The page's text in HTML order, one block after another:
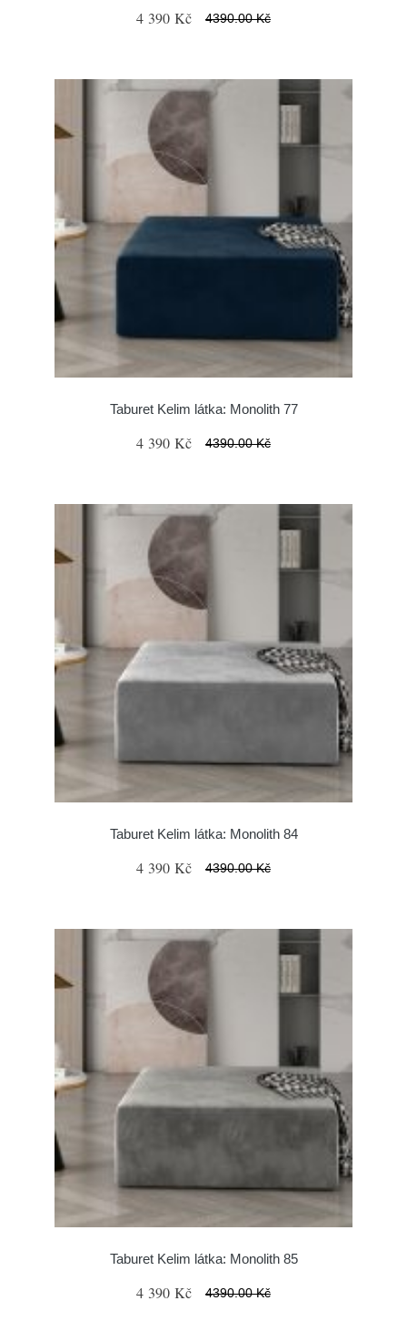
4 390 Kč 4390.00 Kč
Taburet Kelim látka: Monolith 77
4 390 Kč 4390.00 Kč
Taburet Kelim látka: Monolith 84
4 390 Kč 4390.00 Kč
Taburet Kelim látka: Monolith 85
4 390 Kč 4390.00 Kč